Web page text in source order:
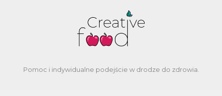
Pomoc i indywidualne podejście w drodze do zdrowia.